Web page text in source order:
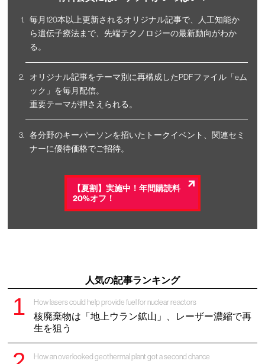
毎月120本以上更新されるオリジナル記事で、人工知能か
ら遺伝子療法まで、先端テクノロジーの最新動向がわか
る。
オリジナル記事をテーマ別に再構成したPDFファイル「eム
ック」を毎月配信。
重要テーマが押さえられる。
各分野のキーパーソンを招いたトークイベント、関連セミ
ナーに優待価格でご招待。
【夏割】実施中！年間購読料
20%オフ！
人気の記事ランキング
How lasers could help provide fuel for nuclear reactors
核廃棄物は「地上ウラン鉱山」、レーザー濃縮で再
生を狙う
How an overlooked geothermal plant got a second chance